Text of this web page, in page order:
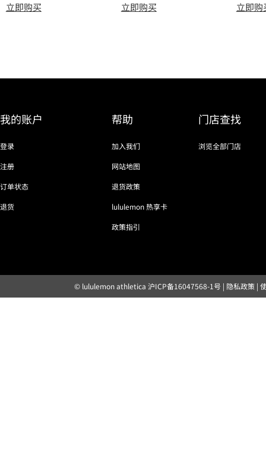
立即购买
立即购买
立即购
我的账户
登录
注册
订单状态
退货
帮助
加入我们
网站地图
退货政策
lululemon 热享卡
政策指引
门店查找
浏览全部门店
© lululemon athletica 沪ICP备16047568-1号 | 隐私政策|